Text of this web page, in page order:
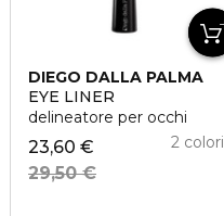
DIEGO DALLA PALMA
EYE LINER
delineatore per occhi
23,60 €
29,50 €
2 colori